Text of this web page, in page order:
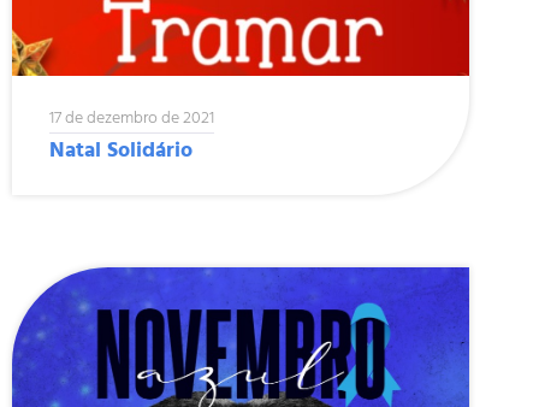
17 de dezembro de 2021
Natal Solidário